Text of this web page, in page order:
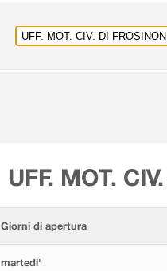
UFF. MOT.
Giorni di apertura
martedi'